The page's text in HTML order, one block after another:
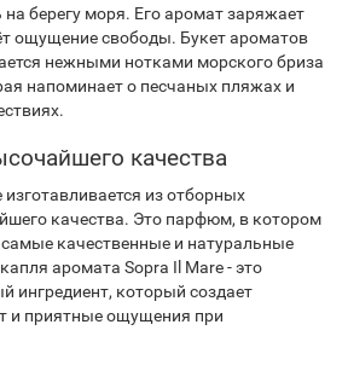
берегу моря. Его аромат заряжает
ощущение свободы. Букет ароматов
нежными нотками морского бриза
напоминает о песчаных пляжах и
качества
изготавливается из отборных
качества. Это парфюм, в котором
качественные и натуральные
аромата Sopra Il Mare - это
ингредиент, который создает
и приятные ощущения при